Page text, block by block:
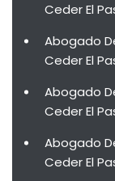
Ceder El
Abogado
Ceder El
Abogado
Ceder El
Abogado
Ceder El